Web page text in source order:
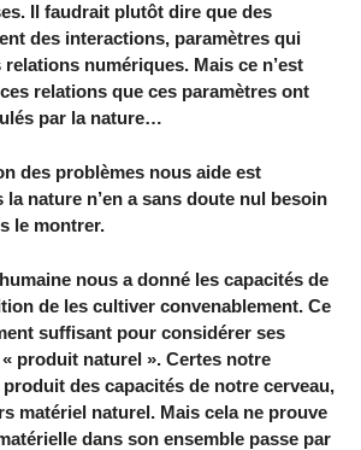
Il faudrait plutôt dire que des
des interactions, paramètres qui
numériques. Mais ce n’est
relations que ces paramètres ont
par la nature…
des problèmes nous aide est
nature n’en a sans doute nul besoin
le montrer.
nous a donné les capacités de
de les cultiver convenablement. Ce
suffisant pour considérer ses
produit naturel ». Certes notre
des capacités de notre cerveau,
matériel naturel. Mais cela ne prouve
dans son ensemble passe par